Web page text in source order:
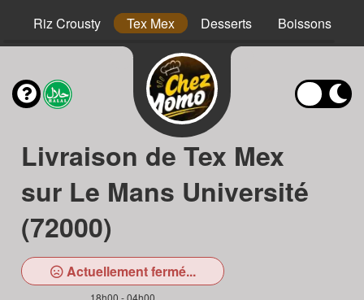
Riz Crousty Tex Mex Desserts Boissons
Livraison de Tex Mex
sur Le Mans Université
(72000)
Actuellement fermé...
18h00 - 04h00